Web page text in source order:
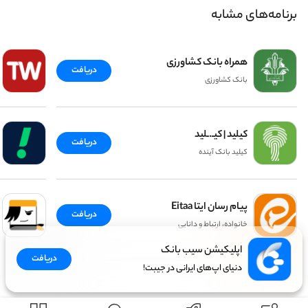
برنامه‌های مشابه
همراه بانک کشاورزی
بانک کشاورزی
دریافت
کیلید | کیـ.ـلید
کیلید بانک آینده
دریافت
پیام رسان ایتا Eitaa
خانواده، ارتباط و دانایی
دریافت
اپلیکیشن سیب بانک
دنیای اپ‌های ایرانی در جیبت!
دریافت